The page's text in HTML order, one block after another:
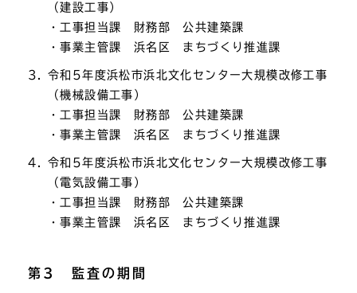
（建設工事）
・工事担当課 財務部 公共建築課
・事業主管課 浜名区 まちづくり推進課
令和5年度浜松市浜北文化センター大規模改修工事
（機械設備工事）
・工事担当課 財務部 公共建築課
・事業主管課 浜名区 まちづくり推進課
令和5年度浜松市浜北文化センター大規模改修工事
（電気設備工事）
・工事担当課 財務部 公共建築課
・事業主管課 浜名区 まちづくり推進課
第3 監査の期間